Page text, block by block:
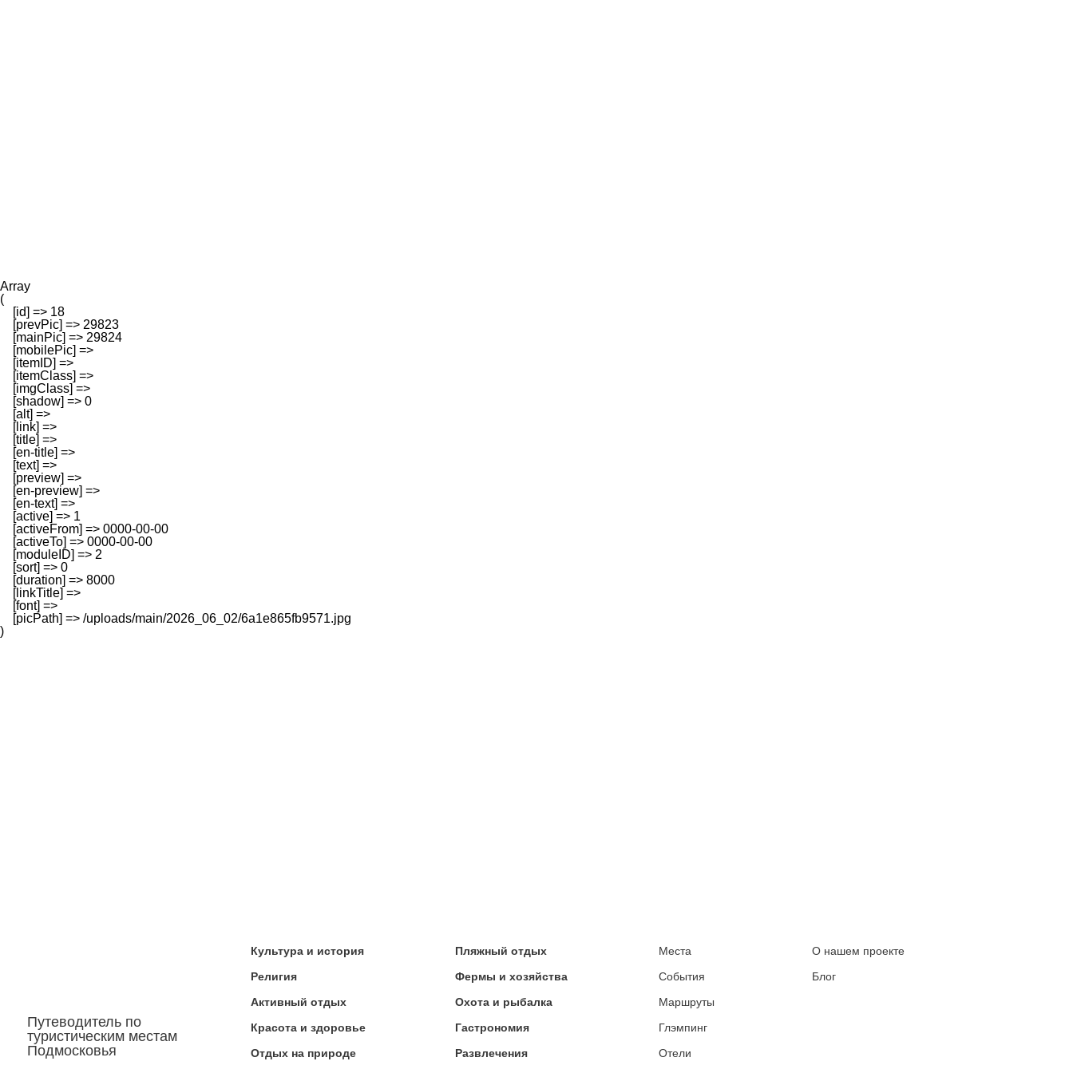
Array
(
    [id] => 18
    [prevPic] => 29823
    [mainPic] => 29824
    [mobilePic] =>
    [itemID] =>
    [itemClass] =>
    [imgClass] =>
    [shadow] => 0
    [alt] =>
    [link] =>
    [title] =>
    [en-title] =>
    [text] =>
    [preview] =>
    [en-preview] =>
    [en-text] =>
    [active] => 1
    [activeFrom] => 0000-00-00
    [activeTo] => 0000-00-00
    [moduleID] => 2
    [sort] => 0
    [duration] => 8000
    [linkTitle] =>
    [font] =>
    [picPath] => /uploads/main/2026_06_02/6a1e865fb9571.jpg
Путеводитель по
туристическим местам
Подмосковья
Культура и история
Религия
Активный отдых
Красота и здоровье
Отдых на природе
Пляжный отдых
Фермы и хозяйства
Охота и рыбалка
Гастрономия
Развлечения
Места
События
Маршруты
Глэмпинг
Отели
О нашем проекте
Блог